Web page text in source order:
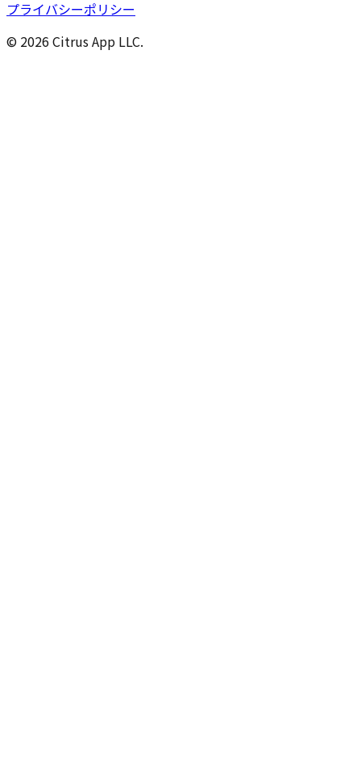
プライバシーポリシー
© 2026 Citrus App LLC.